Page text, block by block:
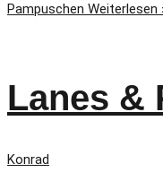
Pampuschen Weiterlesen
Lanes &
Konrad